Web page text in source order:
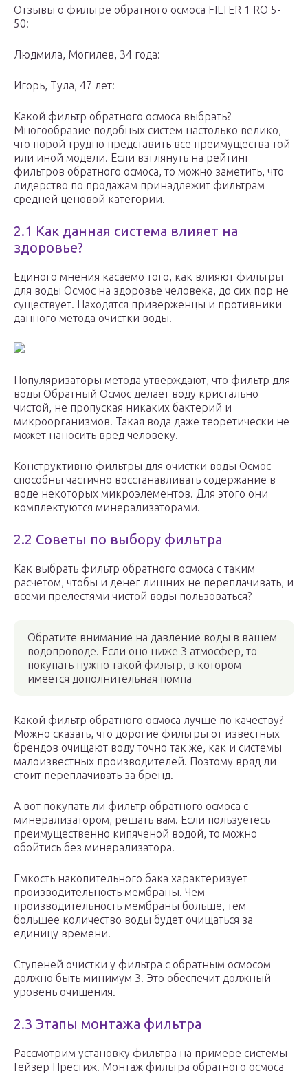
Отзывы о фильтре обратного осмоса FILTER 1 RO 5-
50:
Людмила, Могилев, 34 года:
Игорь, Тула, 47 лет:
Какой фильтр обратного осмоса выбрать?
Многообразие подобных систем настолько велико,
что порой трудно представить все преимущества той
или иной модели. Если взглянуть на рейтинг
фильтров обратного осмоса, то можно заметить, что
лидерство по продажам принадлежит фильтрам
средней ценовой категории.
2.1 Как данная система влияет на
здоровье?
Единого мнения касаемо того, как влияют фильтры
для воды Осмос на здоровье человека, до сих пор не
существует. Находятся приверженцы и противники
данного метода очистки воды.
Популяризаторы метода утверждают, что фильтр для
воды Обратный Осмос делает воду кристально
чистой, не пропуская никаких бактерий и
микроорганизмов. Такая вода даже теоретически не
может наносить вред человеку.
Конструктивно фильтры для очистки воды Осмос
способны частично восстанавливать содержание в
воде некоторых микроэлементов. Для этого они
комплектуются минерализаторами.
2.2 Советы по выбору фильтра
Как выбрать фильтр обратного осмоса с таким
расчетом, чтобы и денег лишних не переплачивать, и
всеми прелестями чистой воды пользоваться?
Обратите внимание на давление воды в вашем
водопроводе. Если оно ниже 3 атмосфер, то
покупать нужно такой фильтр, в котором
имеется дополнительная помпа
Какой фильтр обратного осмоса лучше по качеству?
Можно сказать, что дорогие фильтры от известных
брендов очищают воду точно так же, как и системы
малоизвестных производителей. Поэтому вряд ли
стоит переплачивать за бренд.
А вот покупать ли фильтр обратного осмоса с
минерализатором, решать вам. Если пользуетесь
преимущественно кипяченой водой, то можно
обойтись без минерализатора.
Емкость накопительного бака характеризует
производительность мембраны. Чем
производительность мембраны больше, тем
большее количество воды будет очищаться за
единицу времени.
Ступеней очистки у фильтра с обратным осмосом
должно быть минимум 3. Это обеспечит должный
уровень очищения.
2.3 Этапы монтажа фильтра
Рассмотрим установку фильтра на примере системы
Гейзер Престиж. Монтаж фильтра обратного осмоса